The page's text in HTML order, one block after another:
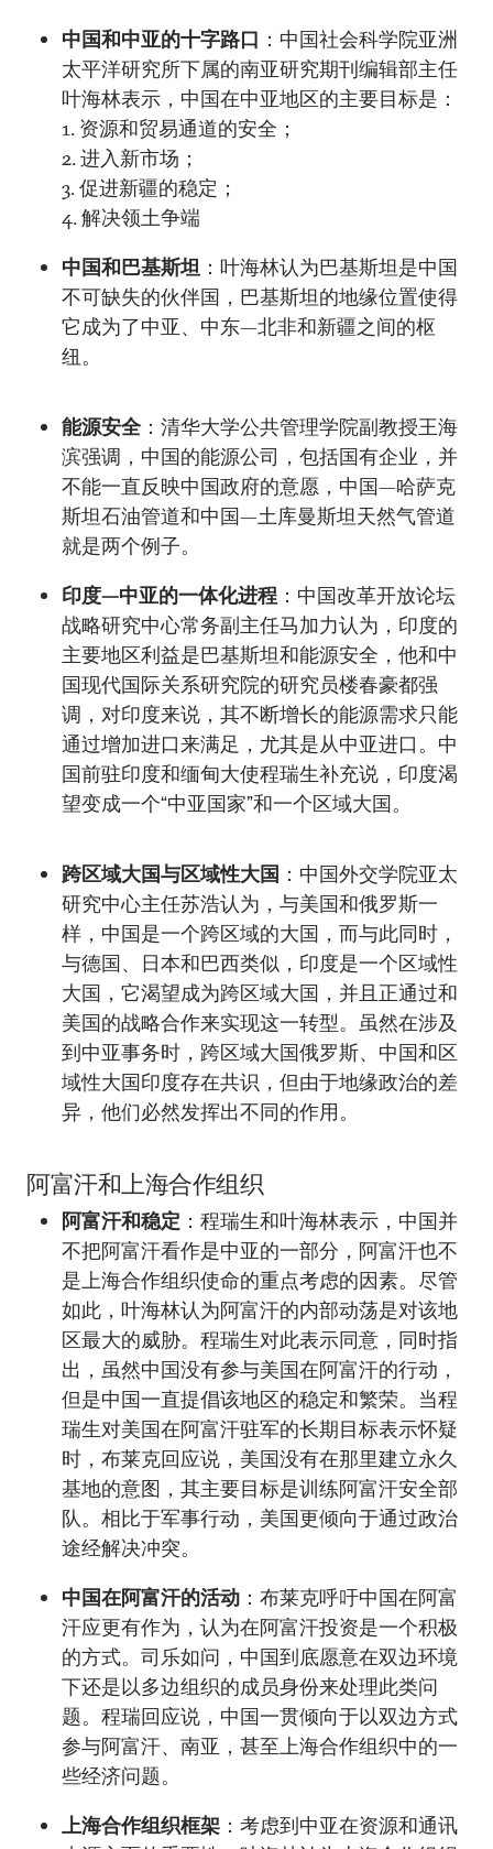
中国和中亚的十字路口 ：中国社会科学院亚洲
太平洋研究所下属的南亚研究期刊编辑部主任
叶海林表示，中国在中亚地区的主要目标是：
1. 资源和贸易通道的安全；
2. 进入新市场；
3. 促进新疆的稳定；
4. 解决领土争端
中国和巴基斯坦 ：叶海林认为巴基斯坦是中国
不可缺失的伙伴国，巴基斯坦的地缘位置使得
它成为了中亚、中东—北非和新疆之间的枢
纽。
能源安全：清华大学公共管理学院副教授王海
滨强调，中国的能源公司，包括国有企业，并
不能一直反映中国政府的意愿，中国—哈萨克
斯坦石油管道和中国—土库曼斯坦天然气管道
就是两个例子。
印度—中亚的一体化进程 ：中国改革开放论坛
战略研究中心常务副主任马加力认为，印度的
主要地区利益是巴基斯坦和能源安全，他和中
国现代国际关系研究院的研究员楼春豪都强
调，对印度来说，其不断增长的能源需求只能
通过增加进口来满足，尤其是从中亚进口。中
国前驻印度和缅甸大使程瑞生补充说，印度渴
望变成一个“中亚国家”和一个区域大国。
跨区域大国与区域性大国 ：中国外交学院亚太
研究中心主任苏浩认为，与美国和俄罗斯一
样，中国是一个跨区域的大国，而与此同时，
与德国、日本和巴西类似，印度是一个区域性
大国，它渴望成为跨区域大国，并且正通过和
美国的战略合作来实现这一转型。虽然在涉及
到中亚事务时，跨区域大国俄罗斯、中国和区
域性大国印度存在共识，但由于地缘政治的差
异，他们必然发挥出不同的作用。
阿富汗和上海合作组织
阿富汗和稳定 ：程瑞生和叶海林表示，中国并
不把阿富汗看作是中亚的一部分，阿富汗也不
是上海合作组织使命的重点考虑的因素。尽管
如此，叶海林认为阿富汗的内部动荡是对该地
区最大的威胁。程瑞生对此表示同意，同时指
出，虽然中国没有参与美国在阿富汗的行动，
但是中国一直提倡该地区的稳定和繁荣。当程
瑞生对美国在阿富汗驻军的长期目标表示怀疑
时，布莱克回应说，美国没有在那里建立永久
基地的意图，其主要目标是训练阿富汗安全部
队。相比于军事行动，美国更倾向于通过政治
途经解决冲突。
中国在阿富汗的活动 ：布莱克呼吁中国在阿富
汗应更有作为，认为在阿富汗投资是一个积极
的方式。司乐如问，中国到底愿意在双边环境
下还是以多边组织的成员身份来处理此类问
题。程瑞回应说，中国一贯倾向于以双边方式
参与阿富汗、南亚，甚至上海合作组织中的一
些经济问题。
上海合作组织框架 ：考虑到中亚在资源和通讯